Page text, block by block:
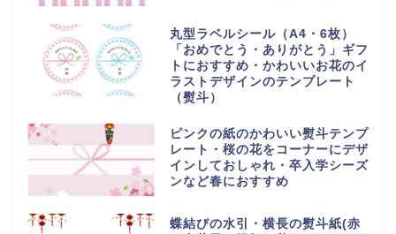
丸型ラベルシール（A4・6枚）
「おめでとう・ありがとう」ギフ
トにおすすめ・かわいいお花のイ
ラストデザインのテンプレート
（熨斗）
ピンクの紙のかわいい熨斗テンプ
レート・桜の花をコーナーにデザ
インしておしゃれ・卒入学シーズ
ンなど春におすすめ
蝶結びの水引・横長の熨斗紙(赤